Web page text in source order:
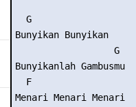
  G
Bunyikan Bunyikan
                  G
Bunyikanlah Gambusmu
  F
Menari Menari Menari